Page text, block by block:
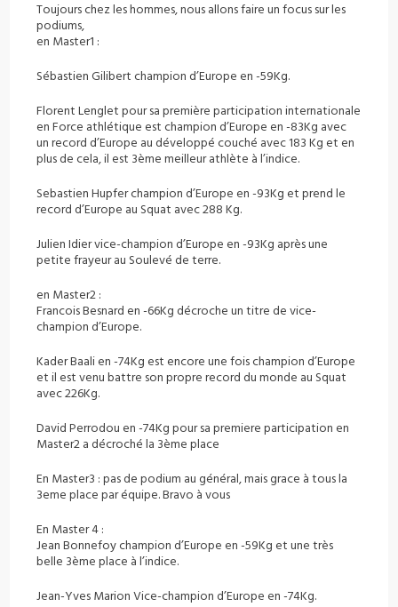
Toujours chez les hommes, nous allons faire un focus sur les
podiums,
en Master1 :
Sébastien Gilibert champion d’Europe en -59Kg.
Florent Lenglet pour sa première participation internationale
en Force athlétique est champion d’Europe en -83Kg avec
un record d’Europe au développé couché avec 183 Kg et en
plus de cela, il est 3ème meilleur athlète à l’indice.
Sebastien Hupfer champion d’Europe en -93Kg et prend le
record d’Europe au Squat avec 288 Kg.
Julien Idier vice-champion d’Europe en -93Kg après une
petite frayeur au Soulevé de terre.
en Master2 :
Francois Besnard en -66Kg décroche un titre de vice-
champion d’Europe.
Kader Baali en -74Kg est encore une fois champion d’Europe
et il est venu battre son propre record du monde au Squat
avec 226Kg.
David Perrodou en -74Kg pour sa premiere participation en
Master2 a décroché la 3ème place
En Master3 : pas de podium au général, mais grace à tous la
3eme place par équipe. Bravo à vous
En Master 4 :
Jean Bonnefoy champion d’Europe en -59Kg et une très
belle 3ème place à l’indice.
Jean-Yves Marion Vice-champion d’Europe en -74Kg.